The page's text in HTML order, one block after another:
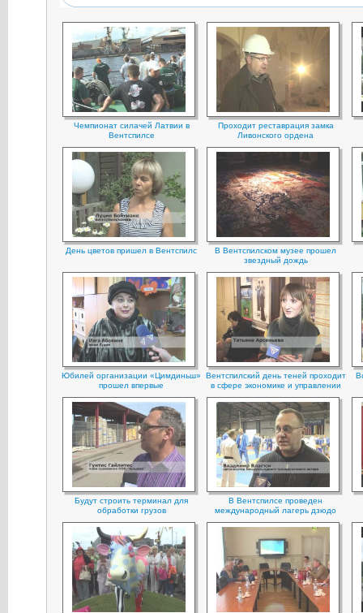
Чемпионат силачей Латвии в
Вентспилсе
Проходит реставрация замка
Ливонского ордена
День цветов пришел в Вентспилс
В Вентспилском музее прошел
звездный дождь
Юбилей организации «Цимдиньш»
прошел впервые
Вентспилский день теней проходит
в сфере экономике и управлении
Будут строить терминал для
обработки грузов
В Вентспилсе проведен
международный лагерь дзюдо